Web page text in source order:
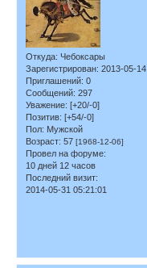
Откуда: Чебоксары
Зарегистрирован: 2013-05-14
Приглашений: 0
Сообщений: 297
Уважение: [+20/-0]
Позитив: [+54/-0]
Пол: Мужской
Возраст: 57 [1968-12-06]
Провел на форуме:
10 дней 12 часов
Последний визит:
2014-05-31 05:21:01